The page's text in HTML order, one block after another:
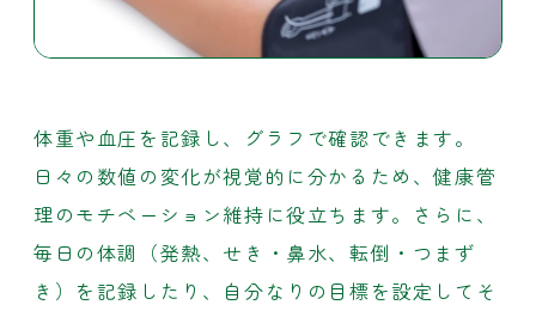
体重や血圧を記録し、グラフで確認できます。
日々の数値の変化が視覚的に分かるため、健康管
理のモチベーション維持に役立ちます。さらに、
毎日の体調（発熱、せき・鼻水、転倒・つまず
き）を記録したり、自分なりの目標を設定してそ